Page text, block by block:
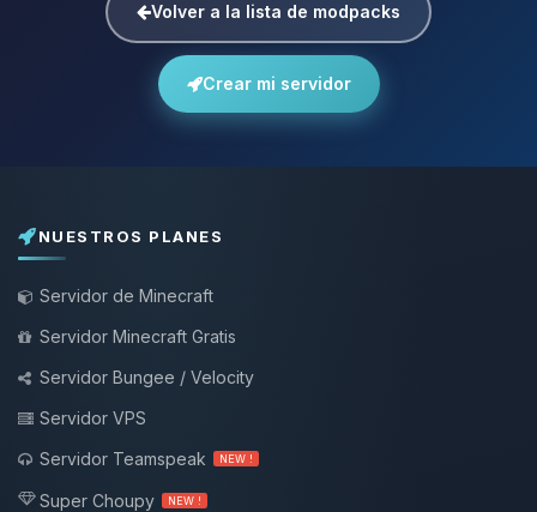
Volver a la lista de modpacks
Crear mi servidor
NUESTROS PLANES
Servidor de Minecraft
Servidor Minecraft Gratis
Servidor Bungee / Velocity
Servidor VPS
Servidor Teamspeak
NEW !
Super Choupy NEW !